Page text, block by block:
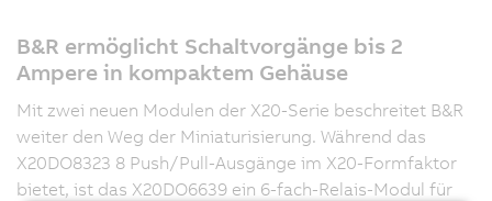
B&R ermöglicht Schaltvorgänge bis 2
Ampere in kompaktem Gehäuse
Mit zwei neuen Modulen der X20-Serie beschreitet B&R
weiter den Weg der Miniaturisierung. Während das
X20DO8323 8 Push/Pull-Ausgänge im X20-Formfaktor
bietet, ist das X20DO6639 ein 6-fach-Relais-Modul für